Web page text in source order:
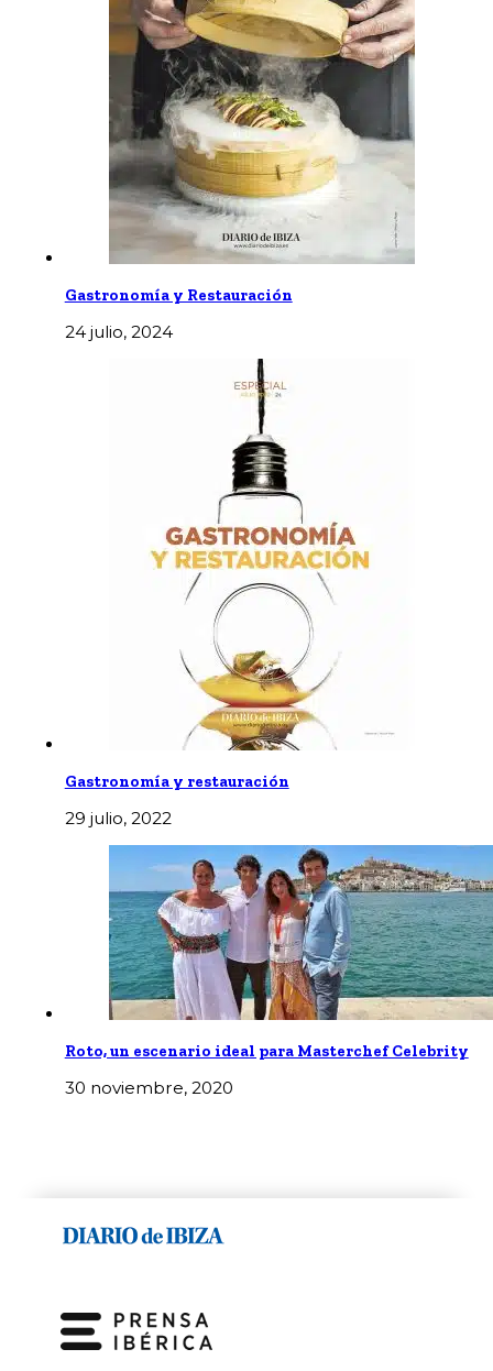
Gastronomía y Restauración
24 julio, 2024
Gastronomía y restauración
29 julio, 2022
Roto, un escenario ideal para Masterchef Celebrity
30 noviembre, 2020